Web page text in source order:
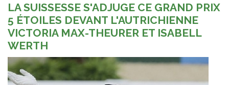
LA SUISSESSE S'ADJUGE CE GRAND PRIX
5 ÉTOILES DEVANT L'AUTRICHIENNE
VICTORIA MAX-THEURER ET ISABELL
WERTH